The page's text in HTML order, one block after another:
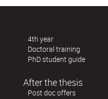
4th year
Doctoral training
PhD student guide
After the thesis
Post doc offers